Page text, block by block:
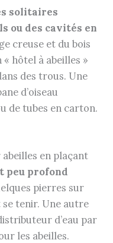
solitaires
ou des cavités en
creuse et du bois
hôtel à abeilles »
des trous. Une
d’oiseau
de tubes en carton.
en plaçant
peu profond
pierres sur
se tenir. Une autre
d’eau par
les abeilles.